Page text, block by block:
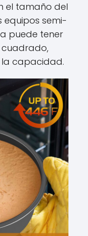
el tamaño del
equipos semi-
puede tener
cuadrado,
capacidad.